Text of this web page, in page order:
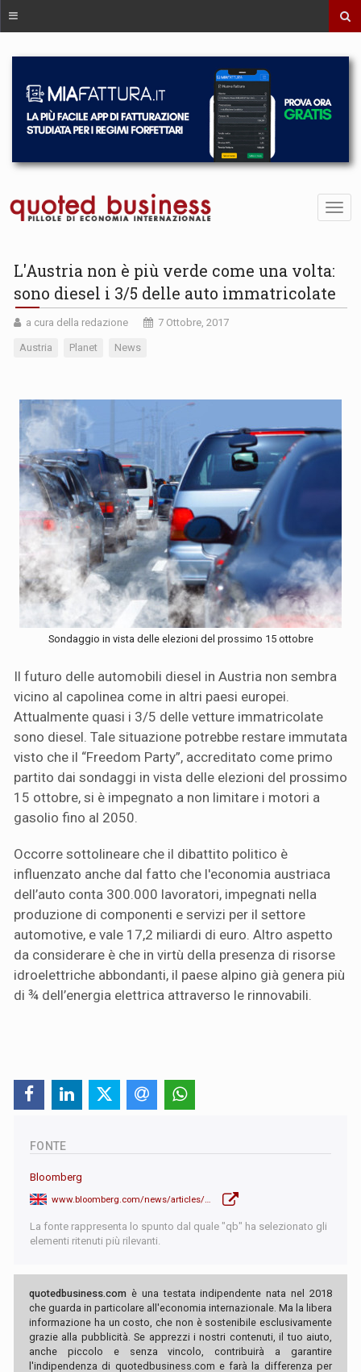
L'Austria non è più verde come una volta:
sono diesel i 3/5 delle auto immatricolate
a cura della redazione 7 Ottobre, 2017
Austria Planet News
Sondaggio in vista delle elezioni del prossimo 15 ottobre
Il futuro delle automobili diesel in Austria non sembra
vicino al capolinea come in altri paesi europei.
Attualmente quasi i 3/5 delle vetture immatricolate
sono diesel. Tale situazione potrebbe restare immutata
visto che il “Freedom Party”, accreditato come primo
partito dai sondaggi in vista delle elezioni del prossimo
15 ottobre, si è impegnato a non limitare i motori a
gasolio fino al 2050.
Occorre sottolineare che il dibattito politico è
influenzato anche dal fatto che l'economia austriaca
dell’auto conta 300.000 lavoratori, impegnati nella
produzione di componenti e servizi per il settore
automotive, e vale 17,2 miliardi di euro. Altro aspetto
da considerare è che in virtù della presenza di risorse
idroelettriche abbondanti, il paese alpino già genera più
di ¾ dell’energia elettrica attraverso le rinnovabili.
FONTE
Bloomberg
La fonte rappresenta lo spunto dal quale "qb" ha selezionato gli
elementi ritenuti più rilevanti.
quotedbusiness.com è una testata indipendente nata nel 2018
che guarda in particolare all'economia internazionale. Ma la libera
informazione ha un costo, che non è sostenibile esclusivamente
grazie alla pubblicità. Se apprezzi i nostri contenuti, il tuo aiuto,
anche piccolo e senza vincolo, contribuirà a garantire
l'indipendenza di quotedbusiness.com e farà la differenza per